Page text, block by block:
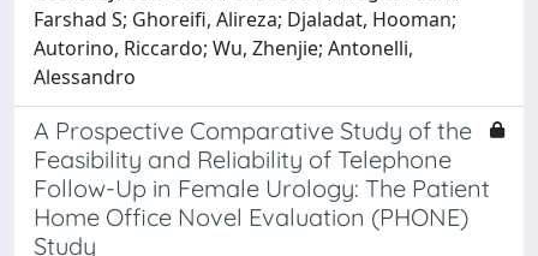
Farshad S; Ghoreifi, Alireza; Djaladat, Hooman;
Autorino, Riccardo; Wu, Zhenjie; Antonelli,
Alessandro
A Prospective Comparative Study of the
Feasibility and Reliability of Telephone
Follow-Up in Female Urology: The Patient
Home Office Novel Evaluation (PHONE)
Study